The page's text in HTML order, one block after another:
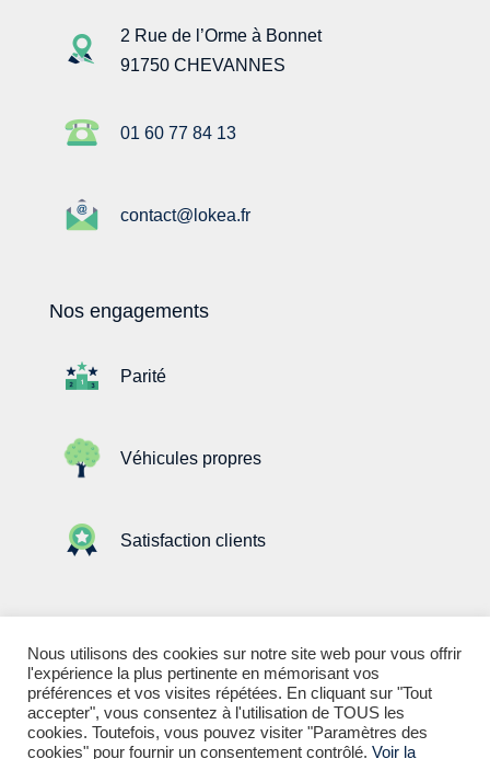
2 Rue de l’Orme à Bonnet
91750 CHEVANNES
01 60 77 84 13
contact@lokea.fr
Nos engagements
Parité
Véhicules propres
Satisfaction clients
Mentions légales—Politique de confidentialité
Réalisé parCommium
Nous utilisons des cookies sur notre site web pour vous offrir
l'expérience la plus pertinente en mémorisant vos
préférences et vos visites répétées. En cliquant sur "Tout
accepter", vous consentez à l'utilisation de TOUS les
cookies. Toutefois, vous pouvez visiter "Paramètres des
cookies" pour fournir un consentement contrôlé. Voir la